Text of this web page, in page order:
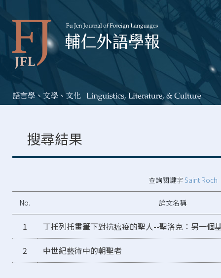
搜尋結果
查詢關鍵字Saint Roch
No. 論文名稱
1 丁托列托畫筆下對抗瘟疫的聖人--聖洛克：另一個
2 中世紀藝術中的朝聖者